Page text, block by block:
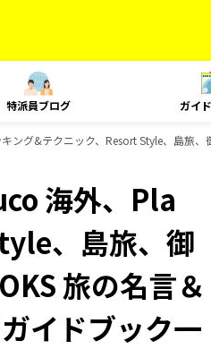
特派員ブログ ガイ
グ&テクニック、Resort Style、島旅
海外、Pla
、島旅、御
旅の名言＆
イドブック一